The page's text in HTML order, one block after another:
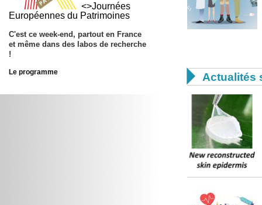
<>Journées
Européennes du Patrimoines
C'est ce week-end, partout en France
et même dans des labos de recherche
!
Le programme  Actualités